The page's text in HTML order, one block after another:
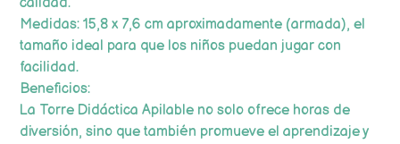
Medidas: 15,8 x 7,6 cm aproximadamente (armada), el
tamaño ideal para que los niños puedan jugar con
facilidad.
Beneficios:
La Torre Didáctica Apilable no solo ofrece horas de
diversión, sino que también promueve el aprendizaje y